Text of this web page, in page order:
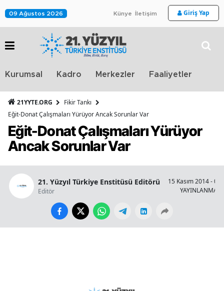
09 Ağustos 2026 Künye İletişim Giriş Yap
Kurumsal Kadro Merkezler Faaliyetler
21YYTE.ORG
Fikir Tankı
Eğit-Donat Çalışmaları Yürüyor Ancak Sorunlar Var
Eğit-Donat Çalışmaları Yürüyor
Ancak Sorunlar Var
21. Yüzyıl Türkiye Enstitüsü Editörü
Editör
15 Kasım 2014 -
YAYINLANMA